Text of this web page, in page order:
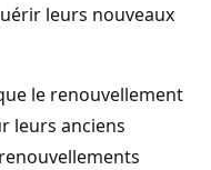
leurs nouveaux
le renouvellement
leurs anciens